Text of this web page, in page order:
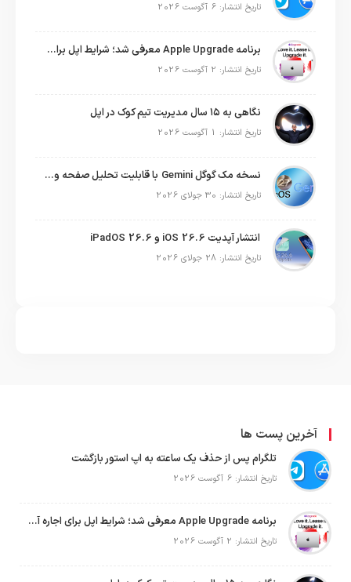
تاریخ انتشار: 6 آگوست 2026
برنامه Apple Upgrade معرفی شد؛ شرایط اپل برای اجاره آیفون، آیپد، مک و اپل واچ
تاریخ انتشار: 2 آگوست 2026
نگاهی به ۱۵ سال مدیریت تیم کوک در اپل
تاریخ انتشار: 1 آگوست 2026
نسخه مک گوگل Gemini با قابلیت تحلیل صفحه و دستورات صوتی در به‌روزرسانی جدید
تاریخ انتشار: 30 جولای 2026
انتشار آپدیت iOS 26.6 و iPadOS 26.6
تاریخ انتشار: 28 جولای 2026
آخرین پست ها
تلگرام پس از حذف یک ساعته به اپ استور بازگشت
تاریخ انتشار: 6 آگوست 2026
برنامه Apple Upgrade معرفی شد؛ شرایط اپل برای اجاره آیفون، آیپد، مک و اپل واچ
تاریخ انتشار: 2 آگوست 2026